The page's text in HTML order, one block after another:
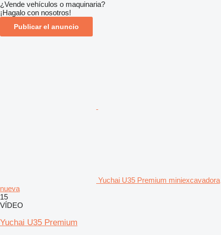
¿Vende vehículos o maquinaria?
¡Hagalo con nosotros!
Publicar el anuncio
Yuchai U35 Premium miniexcavadora
nueva
15
VÍDEO
Yuchai U35 Premium